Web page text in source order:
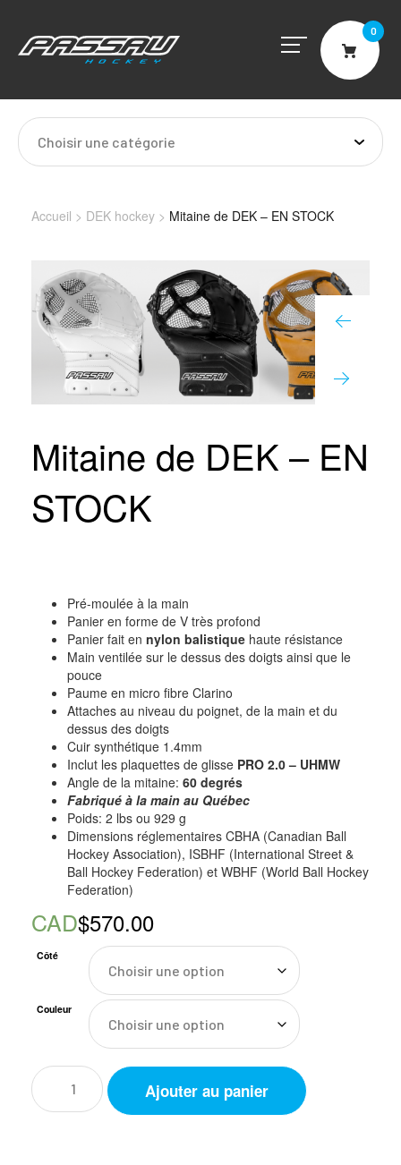
Cart
0
Choisir une catégorie
Accueil > DEK hockey > Mitaine de DEK – EN STOCK
Mitaine de DEK – EN
STOCK
Pré-moulée à la main
Panier en forme de V très profond
Panier fait en nylon balistique haute résistance
Main ventilée sur le dessus des doigts ainsi que le
pouce
Paume en micro fibre Clarino
Attaches au niveau du poignet, de la main et du
dessus des doigts
Cuir synthétique 1.4mm
Inclut les plaquettes de glisse PRO 2.0 – UHMW
Angle de la mitaine: 60 degrés
Fabriqué à la main au Québec
Poids: 2 lbs ou 929 g
Dimensions réglementaires CBHA (Canadian Ball
Hockey Association), ISBHF (International Street &
Ball Hockey Federation) et WBHF (World Ball Hockey
Federation)
CAD$570.00
Côté
Couleur
quantité
de
Mitaine
Ajouter au panier